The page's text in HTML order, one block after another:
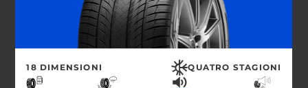
18 DIMENSIONI QUATRO STAGIONI